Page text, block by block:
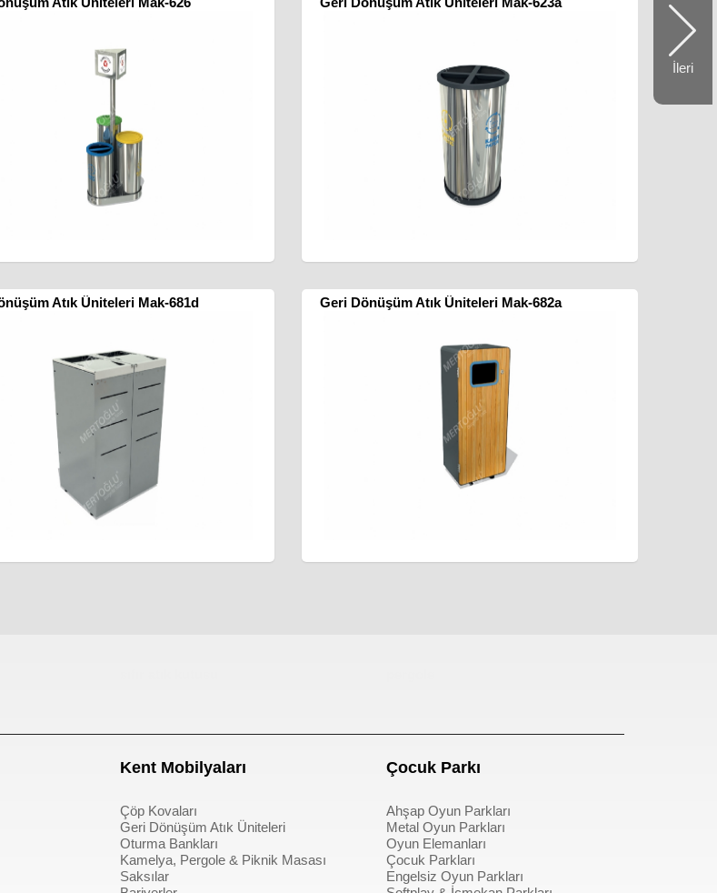
İleri
Atık Üniteleri Mak-681d Geri Dönüşüm Atık Üniteleri Mak-682a
Kent Mobilyaları
Çöp Kovaları
Geri Dönüşüm Atık Üniteleri
Oturma Bankları
Kamelya, Pergole & Piknik Masası
Saksılar
Çocuk Parkı
Ahşap Oyun Parkları
Metal Oyun Parkları
Oyun Elemanları
Çocuk Parkları
Engelsiz Oyun Parkları